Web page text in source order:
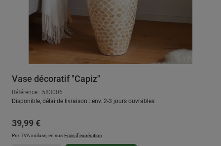
Vase décoratif "Capiz"
Référence : 583006
Disponible, délai de livraison : env. 2-3 jours ouvrables
Prix régulier :
39,99 €
Prix TVA incluse, en sus Frais d'expédition